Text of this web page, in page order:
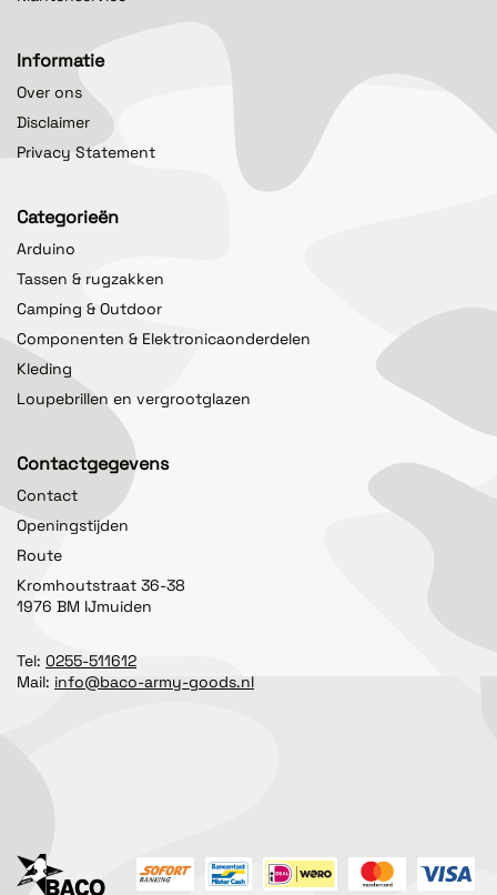
Informatie
Over ons
Disclaimer
Privacy Statement
Categorieën
Arduino
Tassen & rugzakken
Camping & Outdoor
Componenten & Elektronicaonderdelen
Kleding
Loupebrillen en vergrootglazen
Contactgegevens
Contact
Openingstijden
Route
Kromhoutstraat 36-38
1976 BM IJmuiden
Tel: 0255-511612
Mail: info@baco-army-goods.nl